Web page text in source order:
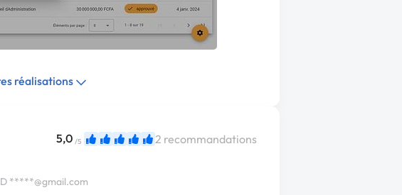
réalisations
5,0 /5 2 recommandations
*****@gmail.com